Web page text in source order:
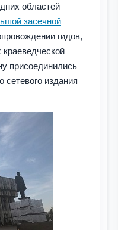
областей
засечной
гидов,
присоединились
сетевого издания